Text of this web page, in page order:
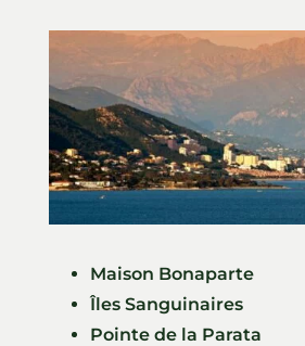
Maison Bonaparte
Îles Sanguinaires
Pointe de la Parata